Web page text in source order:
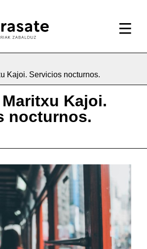
Kajoi. Servicios nocturnos.
Kajoi.
nocturnos.